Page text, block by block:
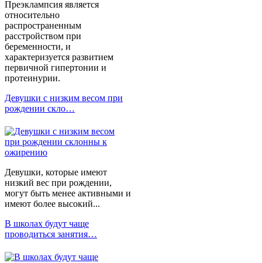
Преэклампсия является
относительно
распространенным
расстройством при
беременности, и
характеризуется развитием
первичной гипертонии и
протеинурии.
Девушки с низким весом при
рождении скло…
Девушки, которые имеют
низкий вес при рождении,
могут быть менее активными и
имеют более высокий...
В школах будут чаще
проводиться занятия…